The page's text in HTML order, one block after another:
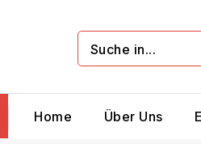
Suche in...
Home Über Uns